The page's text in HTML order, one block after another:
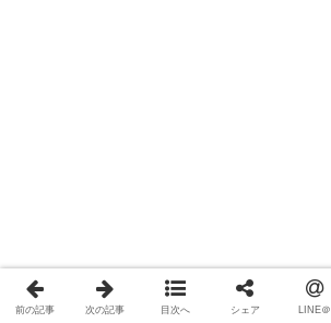
前の記事 次の記事 目次へ シェア LINE＠